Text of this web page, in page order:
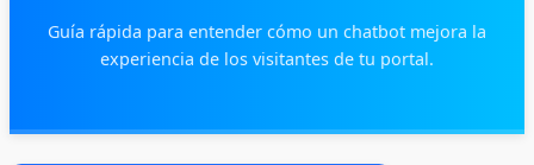
Guía rápida para entender cómo un chatbot mejora la
experiencia de los visitantes de tu portal.
Inicio